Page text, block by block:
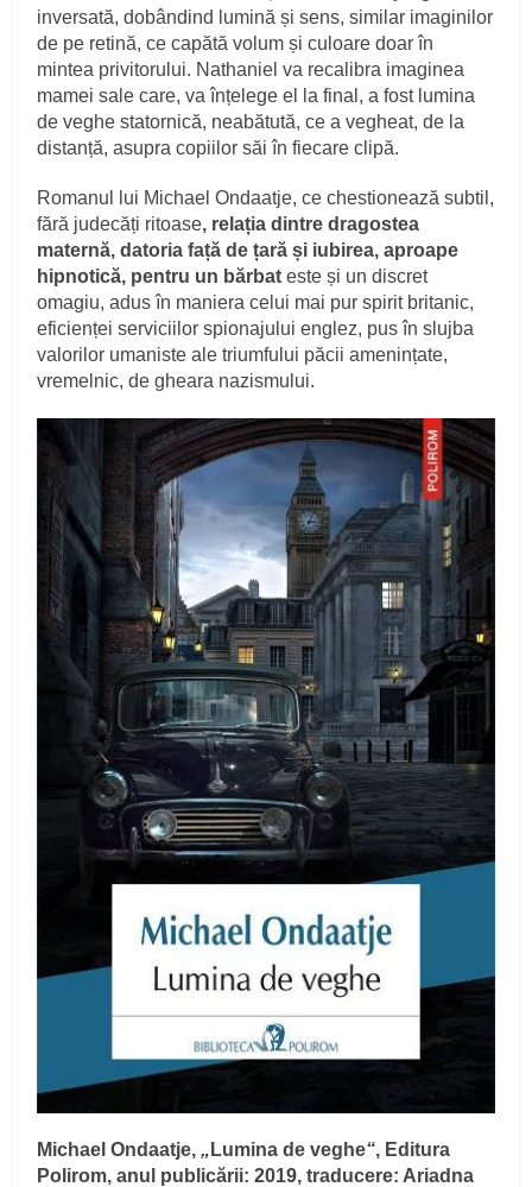
inversată, dobândind lumină și sens, similar imaginilor
de pe retină, ce capătă volum și culoare doar în
mintea privitorului. Nathaniel va recalibra imaginea
mamei sale care, va înțelege el la final, a fost lumina
de veghe statornică, neabătută, ce a vegheat, de la
distanță, asupra copiilor săi în fiecare clipă.
Romanul lui Michael Ondaatje, ce chestionează subtil,
fără judecăți ritoase, relația dintre dragostea
maternă, datoria față de țară și iubirea, aproape
hipnotică, pentru un bărbat este și un discret
omagiu, adus în maniera celui mai pur spirit britanic,
eficienței serviciilor spionajului englez, pus în slujba
valorilor umaniste ale triumfului păcii amenințate,
vremelnic, de gheara nazismului.
Michael Ondaatje,„ Lumina de veghe“, Editura
Polirom, anul publicării: 2019, traducere: Ariadna